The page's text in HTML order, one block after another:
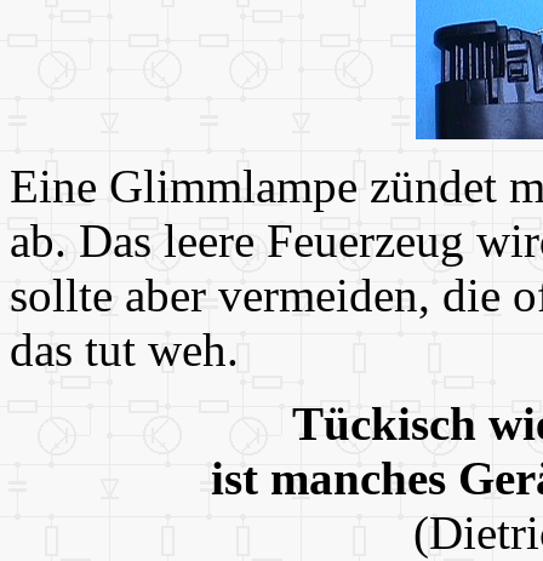
Eine Glimmlampe zündet
ab. Das leere Feuerzeug
sollte aber vermeiden, die
das tut weh.
Tückisch
ist manches